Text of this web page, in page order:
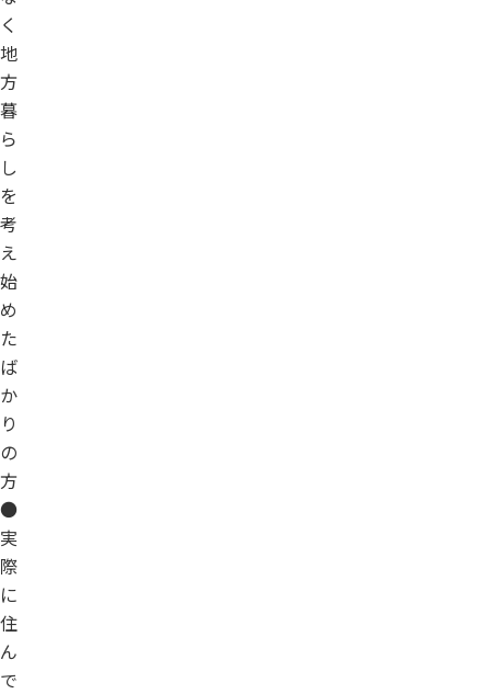
く
地
方
暮
ら
し
を
考
え
始
め
た
ば
か
り
の
方
●
実
際
に
住
ん
で